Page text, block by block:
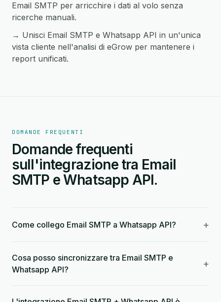
Email SMTP per arricchire i dati al volo senza
ricerche manuali.
→ Unisci Email SMTP e Whatsapp API in un'unica
vista cliente nell'analisi di eGrow per mantenere i
report unificati.
DOMANDE FREQUENTI
Domande frequenti
sull'integrazione tra Email
SMTP e Whatsapp API.
Come collego Email SMTP a Whatsapp API? +
Cosa posso sincronizzare tra Email SMTP e
Whatsapp API?
+